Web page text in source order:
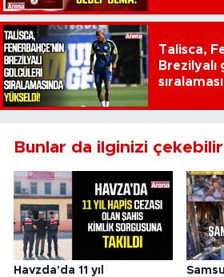
Talisca,
Brezilyalı
Bunlar da ilginizi çekebilir
Havzda'da 11 yıl